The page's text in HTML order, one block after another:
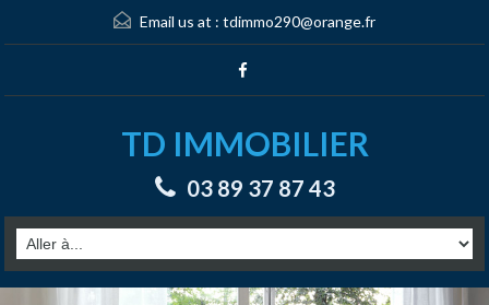
Email us at : tdimmo290@orange.fr
TD IMMOBILIER
03 89 37 87 43